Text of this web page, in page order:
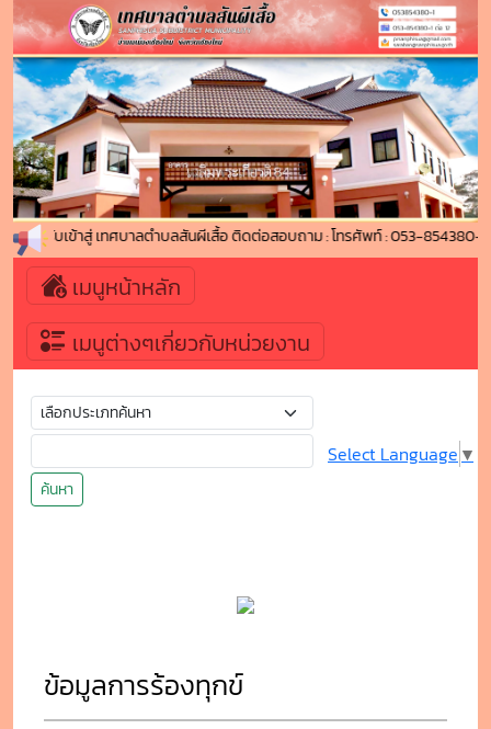
อนรับเข้าสู่ เทศบาลตำบลสันผีเสื้อ ติดต่อสอบถาม : โทรศัพท์ : 053-854380-1 โ
เมนูหน้าหลัก
เมนูต่างๆเกี่ยวกับหน่วยงาน
ค้นหา
Select Language ▼
ข้อมูลการร้องทุกข์